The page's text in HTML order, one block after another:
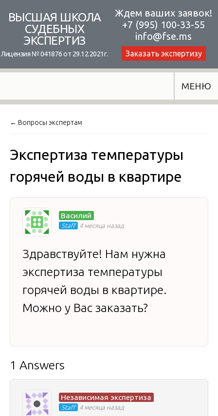
content
ВЫСШАЯ ШКОЛА
СУДЕБНЫХ
ЭКСПЕРТИЗ
Лицензия № 041876 от 29.12.2021г.
Ждем ваших заявок!
+7 (995) 100-33-55
info@fse.ms
Заказать экспертизу
МЕНЮ
← Вопросы экспертам
Экспертиза температуры
горячей воды в квартире
Василий
Staff 4 месяца назад
Здравствуйте! Нам нужна
экспертиза температуры
горячей воды в квартире.
Можно у Вас заказать?
1 Answers
Независимая экспертиза
Staff 4 месяца назад